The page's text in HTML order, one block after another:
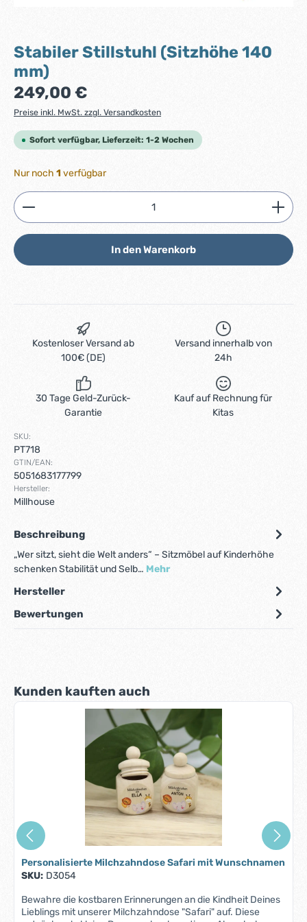
Stabiler Stillstuhl (Sitzhöhe 140
mm)
Regulärer Preis:
249,00 €
Preise inkl. MwSt. zzgl. Versandkosten
Sofort verfügbar, Lieferzeit: 1-2 Wochen
Nur noch 1 verfügbar
Produkt Anzahl: Gib den gewünschten Wert ein
In den Warenkorb
Kostenloser Versand ab
100€ (DE)
Versand innerhalb von
24h
30 Tage Geld-Zurück-
Garantie
Kauf auf Rechnung für
Kitas
SKU:
PT718
GTIN/EAN:
5051683177799
Hersteller:
Millhouse
Beschreibung
„Wer sitzt, sieht die Welt anders“ – Sitzmöbel auf Kinderhöhe
schenken Stabilität und Selb… Mehr
Hersteller
Bewertungen
Produktgalerie überspringen
Kunden kauften auch
Personalisierte Milchzahndose Safari mit Wunschnamen
SKU: D3054
Bewahre die kostbaren Erinnerungen an die Kindheit Deines
Lieblings mit unserer Milchzahndose "Safari" auf. Diese